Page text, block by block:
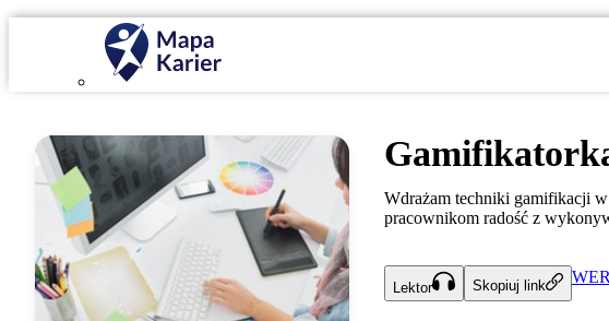
Wdrażam techniki gamifikacji
pracownikom radość z
Lektor Skopiuj link